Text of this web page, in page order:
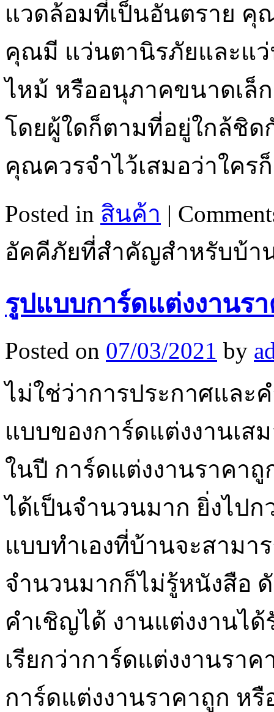
แวดล้อมที่เป็นอันตราย
คุณมี แว่นตานิรภัยและแ
ไหม้ หรืออนุภาคขนาดเล็
โดยผู้ใดก็ตามที่อยู่ใกล้ชิ
คุณควรจำไว้เสมอว่าใคร
Posted in สินค้า |
อัคคีภัยที่สำคัญสำหรับบ้า
รูปแบบการ์ดแต่งงานร
Posted on 07/03/2021 by
ไม่ใช่ว่าการประกาศและ
แบบของการ์ดแต่งงานเ
ในปี การ์ดแต่งงานราคา
ได้เป็นจำนวนมาก ยิ่งไป
แบบทำเองที่บ้านจะสามา
จำนวนมากก็ไม่รู้หนังสือ
คำเชิญได้ งานแต่งงานไ
เรียกว่าการ์ดแต่งงานรา
การ์ดแต่งงานราคาถูก หรื